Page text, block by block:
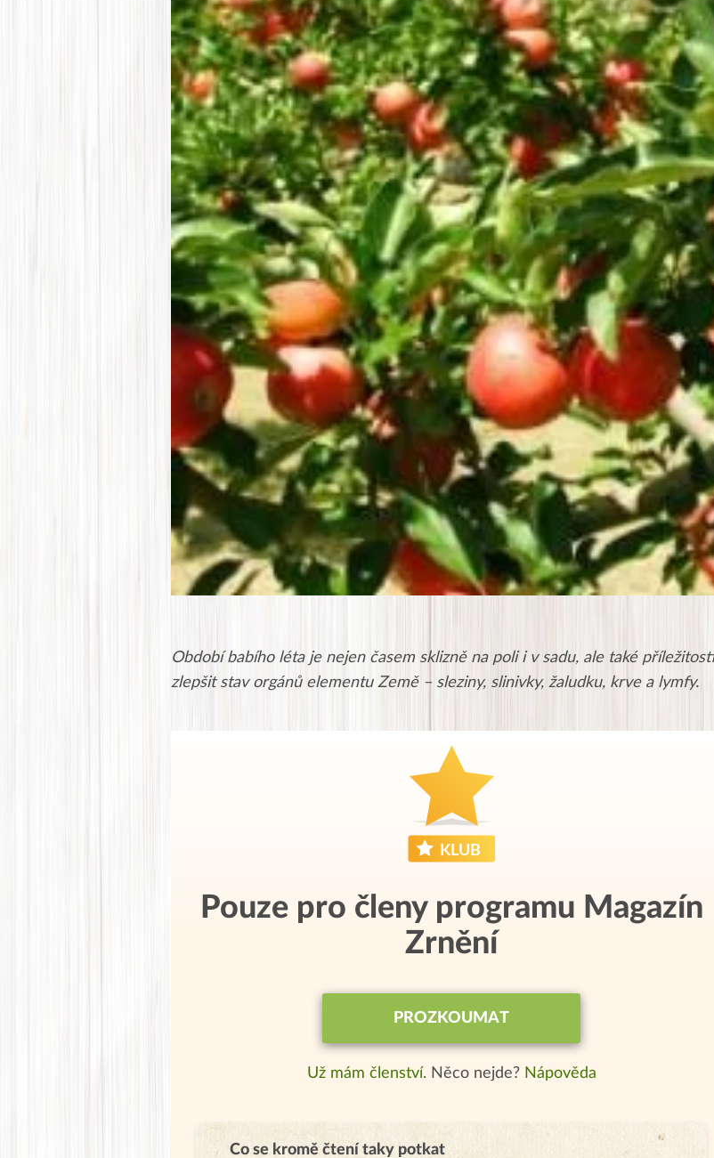
Období babího léta je nejen časem sklizně na poli i v sadu, ale také příležitostí
zlepšit stav orgánů elementu Země – sleziny, slinivky, žaludku, krve a lymfy.
Pouze pro členy programu Magazín
Zrnění
PROZKOUMAT
Už mám členství. Něco nejde? Nápověda
Co se kromě čtení taky potkat